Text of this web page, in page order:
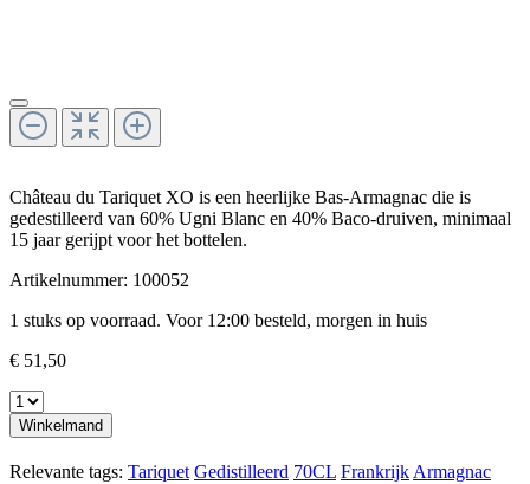
Château du Tariquet XO is een heerlijke Bas-Armagnac die is
gedestilleerd van 60% Ugni Blanc en 40% Baco-druiven, minimaal
15 jaar gerijpt voor het bottelen.
Artikelnummer: 100052
1 stuks op voorraad. Voor 12:00 besteld, morgen in huis
€ 51,50
Winkelmand
Relevante tags: Tariquet Gedistilleerd 70CL Frankrijk Armagnac